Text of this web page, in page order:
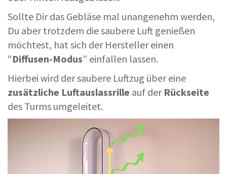
Sollte Dir das Gebläse mal unangenehm werden,
Du aber trotzdem die saubere Luft genießen
möchtest, hat sich der Hersteller einen
“Diffusen-Modus” einfallen lassen.
Hierbei wird der saubere Luftzug über eine
zusätzliche Luftauslassrille auf der Rückseite
des Turms umgeleitet.